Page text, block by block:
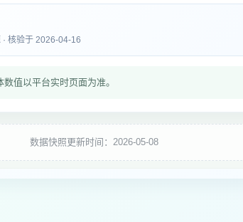
核验于 2026-04-16
值以平台实时页面为准。
数据快照更新时间：2026-05-08